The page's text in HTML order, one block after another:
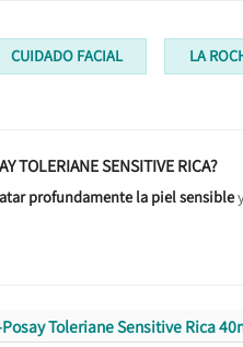
CUIDADO FACIAL LA
TOLERIANE SENSITIVE RICA?
profundamente la piel sensible
Toleriane Sensitive Rica